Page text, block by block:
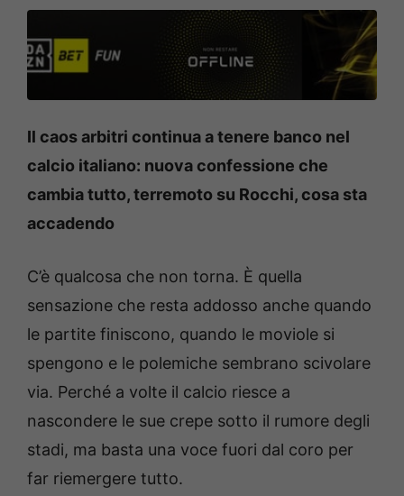
Il caos arbitri continua a tenere banco nel
calcio italiano: nuova confessione che
cambia tutto, terremoto su Rocchi, cosa sta
accadendo
C’è qualcosa che non torna. È quella
sensazione che resta addosso anche quando
le partite finiscono, quando le moviole si
spengono e le polemiche sembrano scivolare
via. Perché a volte il calcio riesce a
nascondere le sue crepe sotto il rumore degli
stadi, ma basta una voce fuori dal coro per
far riemergere tutto.